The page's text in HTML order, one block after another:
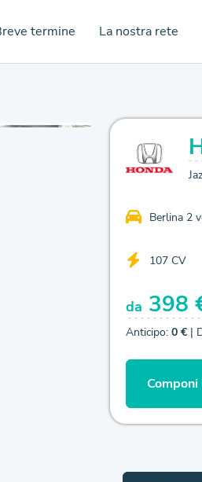
termine La nostra rete
Berlina 2
107 CV
da 398
Anticipo: 0 € |